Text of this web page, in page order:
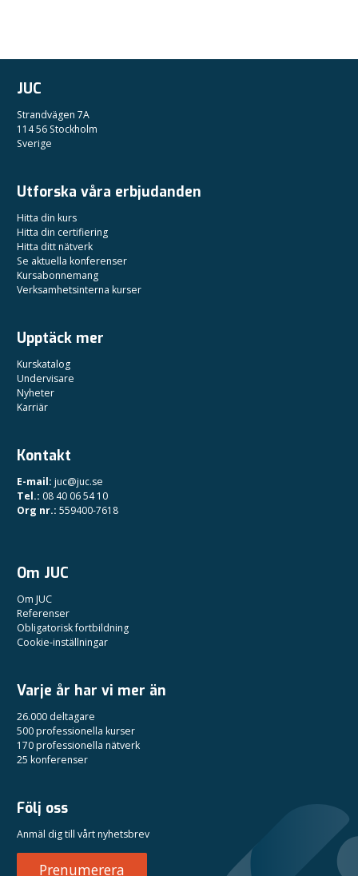
JUC
Strandvägen 7A
114 56 Stockholm
Sverige
Utforska våra erbjudanden
Hitta din kurs
Hitta din certifiering
Hitta ditt nätverk
Se aktuella konferenser
Kursabonnemang
Verksamhetsinterna kurser
Upptäck mer
Kurskatalog
Undervisare
Nyheter
Karriär
Kontakt
E-mail: juc@juc.se
Tel.: 08 40 06 54 10
Org nr.: 559400-7618
Om JUC
Om JUC
Referenser
Obligatorisk fortbildning
Cookie-inställningar
Varje år har vi mer än
26.000 deltagare
500 professionella kurser
170 professionella nätverk
25 konferenser
Följ oss
Anmäl dig till vårt nyhetsbrev
Prenumerera